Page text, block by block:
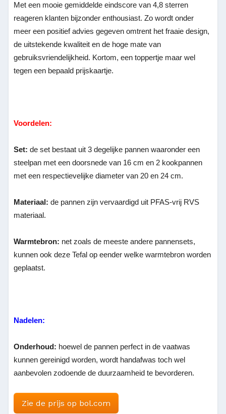
Met een mooie gemiddelde eindscore van 4,8 sterren
reageren klanten bijzonder enthousiast. Zo wordt onder
meer een positief advies gegeven omtrent het fraaie design,
de uitstekende kwaliteit en de hoge mate van
gebruiksvriendelijkheid. Kortom, een toppertje maar wel
tegen een bepaald prijskaartje.
Voordelen:
Set: de set bestaat uit 3 degelijke pannen waaronder een
steelpan met een doorsnede van 16 cm en 2 kookpannen
met een respectievelijke diameter van 20 en 24 cm.
Materiaal:de pannen zijn vervaardigd uit PFAS-vrij RVS
materiaal.
Warmtebron: net zoals de meeste andere pannensets,
kunnen ook deze Tefal op eender welke warmtebron worden
geplaatst.
Nadelen:
Onderhoud: hoewel de pannen perfect in de vaatwas
kunnen gereinigd worden, wordt handafwas toch wel
aanbevolen zodoende de duurzaamheid te bevorderen.
Zie de prijs op bol.com